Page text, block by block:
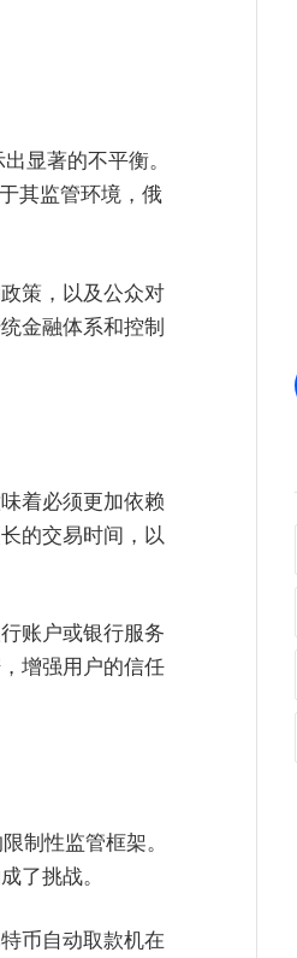
显著的不平衡。
其监管环境，俄
策，以及公众对
金融体系和控制
着必须更加依赖
的交易时间，以
账户或银行服务
增强用户的信任
制性监管框架。
了挑战。
币自动取款机在